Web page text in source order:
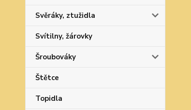
Svěráky, ztužidla
Svítilny, žárovky
Šroubováky
Štětce
Topidla